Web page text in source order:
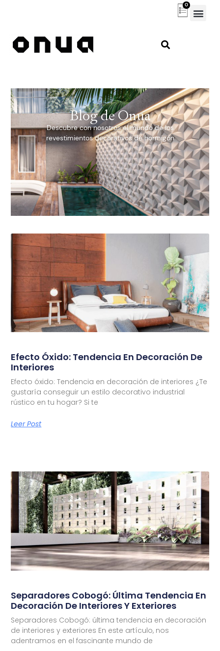
0
Blog de Onua
Descubre con nosotros el mundo de los
revestimientos decorativos de hormigón
Efecto Óxido: Tendencia En Decoración De
Interiores
Efecto óxido: Tendencia en decoración de interiores ¿Te
gustaría conseguir un estilo decorativo industrial
rústico en tu hogar? Si te
Leer Post
Separadores Cobogó: Última Tendencia En
Decoración De Interiores Y Exteriores
Separadores Cobogó: última tendencia en decoración
de interiores y exteriores En este artículo, nos
adentramos en el fascinante mundo de